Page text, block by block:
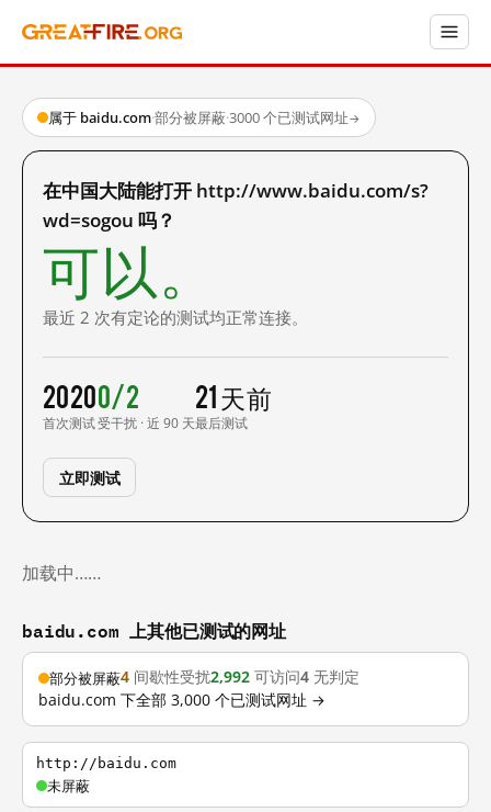
属于 baidu.com·部分被屏蔽·3000 个已测试网址→
在中国大陆能打开 http://www.baidu.com/s?
wd=sogou 吗？
可以。
最近 2 次有定论的测试均正常连接。
2020
首次测试
0/2
受干扰 · 近 90 天
21 天前
最后测试
立即测试
加载中……
baidu.com 上其他已测试的网址
部分被屏蔽4 间歇性受扰2,992 可访问4 无判定
baidu.com 下全部 3,000 个已测试网址 →
http://baidu.com
未屏蔽